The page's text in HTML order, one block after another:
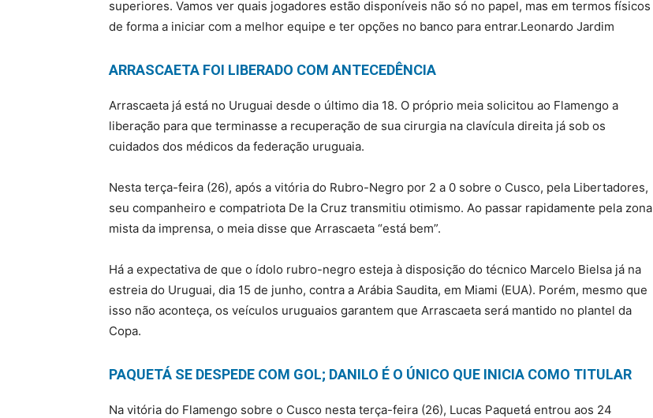
superiores. Vamos ver quais jogadores estão disponíveis não só no papel, mas em termos físicos
de forma a iniciar com a melhor equipe e ter opções no banco para entrar.Leonardo Jardim
ARRASCAETA FOI LIBERADO COM ANTECEDÊNCIA
Arrascaeta já está no Uruguai desde o último dia 18. O próprio meia solicitou ao Flamengo a
liberação para que terminasse a recuperação de sua cirurgia na clavícula direita já sob os
cuidados dos médicos da federação uruguaia.
Nesta terça-feira (26), após a vitória do Rubro-Negro por 2 a 0 sobre o Cusco, pela Libertadores,
seu companheiro e compatriota De la Cruz transmitiu otimismo. Ao passar rapidamente pela zona
mista da imprensa, o meia disse que Arrascaeta “está bem”.
Há a expectativa de que o ídolo rubro-negro esteja à disposição do técnico Marcelo Bielsa já na
estreia do Uruguai, dia 15 de junho, contra a Arábia Saudita, em Miami (EUA). Porém, mesmo que
isso não aconteça, os veículos uruguaios garantem que Arrascaeta será mantido no plantel da
Copa.
PAQUETÁ SE DESPEDE COM GOL; DANILO É O ÚNICO QUE INICIA COMO TITULAR
Na vitória do Flamengo sobre o Cusco nesta terça-feira (26), Lucas Paquetá entrou aos 24